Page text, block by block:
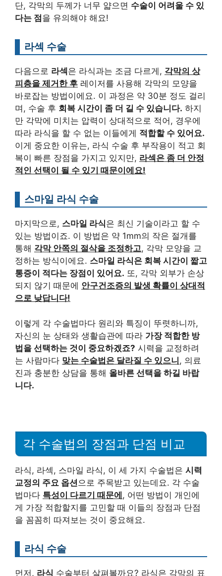
단, 각막의 두께가 너무 얇으면 수술이 어려울 수 있
다는 점 을 유의해야 해요!
라섹 수술
다음으로 라섹 은 라식과는 조금 다르게, 각막의 상
피층을 제거한 후 레이저를 사용해 각막의 모양을
바로잡는 방법이에요. 이 과정은 약 30분 정도 걸리
며, 수술 후 회복 시간이 좀 더 길 수 있습니다. 하지
만 각막에 미치는 압력이 상대적으로 적어, 경우에
따라 라식을 할 수 없는 이들에게 적합할 수 있어요.
이게 중요한 이유는, 라식 수술 후 부작용이 적고 회
복이 빠른 장점을 가지고 있지만, 라섹은 좀 더 안정
적인 선택이 될 수 있기 때문이에요!
스마일 라식 수술
마지막으로, 스마일 라식은 최신 기술이라고 할 수
있는 방법이죠. 이 방법은 약 1mm의 작은 절개를
통해 각막 안쪽의 절삭을 조정하고, 각막 모양을 교
정하는 방식이에요. 스마일 라식은 회복 시간이 짧고
통증이 적다는 장점이 있어요. 또, 각막 외부가 손상
되지 않기 때문에 안구건조증의 발생 확률이 상대적
으로 낮답니다!
이렇게 각 수술법마다 원리와 특징이 뚜렷하니까,
자신의 눈 상태와 생활습관에 따라 가장 적합한 방
법을 선택하는 것이 중요하겠죠? 시력을 교정하려
는 사람마다 맞는 수술법은 달라질 수 있으니, 의료
진과 충분한 상담을 통해 올바른 선택을 하길 바랍
니다.
각 수술법의 장점과 단점 비교
라식, 라섹, 스마일 라식, 이 세 가지 수술법은 시력
교정의 주요 옵션으로 주목받고 있는데요. 각 수술
법마다 특성이 다르기 때문에 , 어떤 방법이 개인에
게 가장 적합할지를 고민할 때 이들의 장점과 단점
을 꼼꼼히 따져보는 것이 중요해요.
라식 수술
먼저, 라식 수술부터 살펴볼까요? 라식은 각막의 표